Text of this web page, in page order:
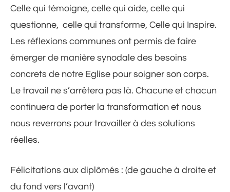
Celle qui témoigne, celle qui aide, celle qui
questionne, celle qui transforme, Celle qui Inspire.
Les réflexions communes ont permis de faire
émerger de manière synodale des besoins
concrets de notre Eglise pour soigner son corps.
Le travail ne s’arrêtera pas là. Chacune et chacun
continuera de porter la transformation et nous
nous reverrons pour travailler à des solutions
réelles.
Félicitations aux diplômés : (de gauche à droite et
du fond vers l’avant)